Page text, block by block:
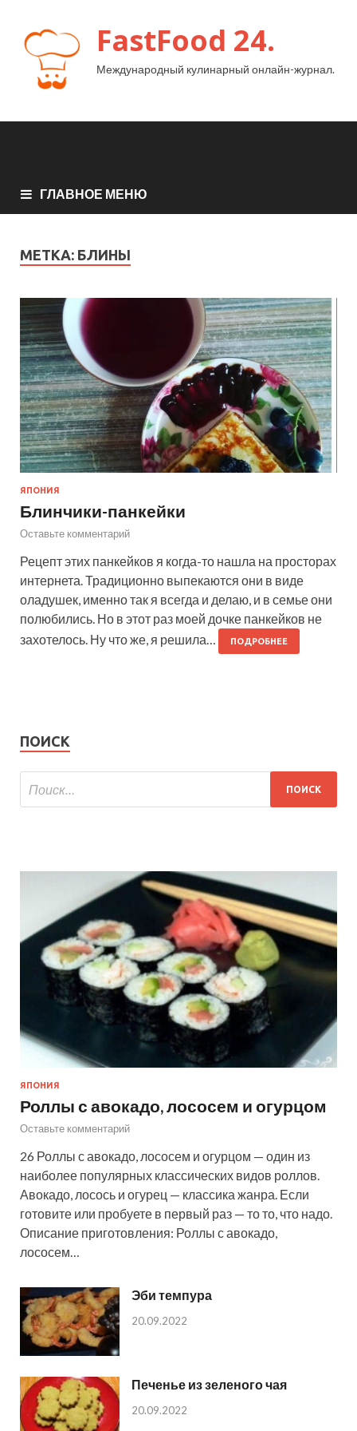
FastFood 24.
Международный кулинарный онлайн-журнал.
ГЛАВНОЕ МЕНЮ
МЕТКА: БЛИНЫ
ЯПОНИЯ
Блинчики-панкейки
Оставьте комментарий
Рецепт этих панкейков я когда-то нашла на просторах
интернета. Традиционно выпекаются они в виде
оладушек, именно так я всегда и делаю, и в семье они
полюбились. Но в этот раз моей дочке панкейков не
захотелось. Ну что же, я решила…
ПОДРОБНЕЕ
ПОИСК
ЯПОНИЯ
Роллы с авокадо, лососем и огурцом
Оставьте комментарий
26 Роллы с авокадо, лососем и огурцом — один из
наиболее популярных классических видов роллов.
Авокадо, лосось и огурец — классика жанра. Если
готовите или пробуете в первый раз — то то, что надо.
Описание приготовления: Роллы с авокадо,
лососем…
Эби темпура
20.09.2022
Печенье из зеленого чая
20.09.2022